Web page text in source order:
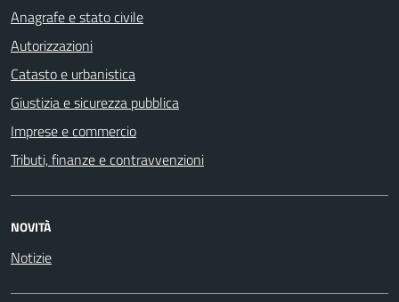
Anagrafe e stato civile
Autorizzazioni
Catasto e urbanistica
Giustizia e sicurezza pubblica
Imprese e commercio
Tributi, finanze e contravvenzioni
NOVITÀ
Notizie